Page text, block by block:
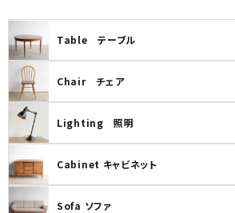
Table テーブル
Chair チェア
Lighting 照明
Cabinet キャビネット
Sofa ソファ